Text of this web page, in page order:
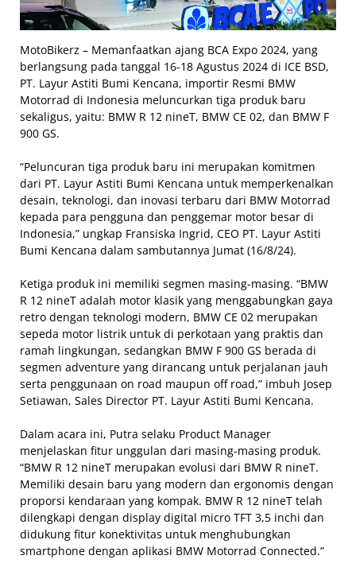
MotoBikerz – Memanfaatkan ajang BCA Expo 2024, yang
berlangsung pada tanggal 16-18 Agustus 2024 di ICE BSD,
PT. Layur Astiti Bumi Kencana, importir Resmi BMW
Motorrad di Indonesia meluncurkan tiga produk baru
sekaligus, yaitu: BMW R 12 nineT, BMW CE 02, dan BMW F
900 GS.
“Peluncuran tiga produk baru ini merupakan komitmen
dari PT. Layur Astiti Bumi Kencana untuk memperkenalkan
desain, teknologi, dan inovasi terbaru dari BMW Motorrad
kepada para pengguna dan penggemar motor besar di
Indonesia,” ungkap Fransiska Ingrid, CEO PT. Layur Astiti
Bumi Kencana dalam sambutannya Jumat (16/8/24).
Ketiga produk ini memiliki segmen masing-masing. “BMW
R 12 nineT adalah motor klasik yang menggabungkan gaya
retro dengan teknologi modern, BMW CE 02 merupakan
sepeda motor listrik untuk di perkotaan yang praktis dan
ramah lingkungan, sedangkan BMW F 900 GS berada di
segmen adventure yang dirancang untuk perjalanan jauh
serta penggunaan on road maupun off road,” imbuh Josep
Setiawan, Sales Director PT. Layur Astiti Bumi Kencana.
Dalam acara ini, Putra selaku Product Manager
menjelaskan fitur unggulan dari masing-masing produk.
“BMW R 12 nineT merupakan evolusi dari BMW R nineT.
Memiliki desain baru yang modern dan ergonomis dengan
proporsi kendaraan yang kompak. BMW R 12 nineT telah
dilengkapi dengan display digital micro TFT 3,5 inchi dan
didukung fitur konektivitas untuk menghubungkan
smartphone dengan aplikasi BMW Motorrad Connected.”